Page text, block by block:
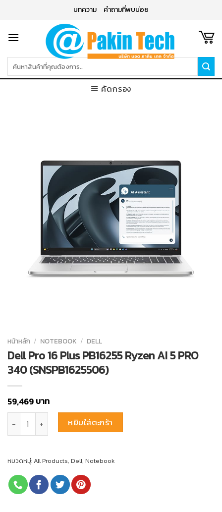
บทความ คำถามที่พบบ่อย
คัดกรอง
หน้าหลัก / NOTEBOOK / DELL
Dell Pro 16 Plus PB16255 Ryzen AI 5 PRO
340 (SNSPB1625506)
59,469บาท
จำนวน Dell Pro 16 Plus PB16255 Ryzen AI 5 PRO 340
หยิบใส่ตะกร้า
หมวดหมู่:All Products, Dell, Notebook